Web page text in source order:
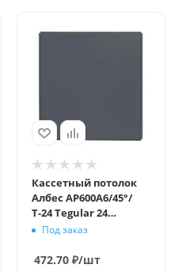
Кассетный потолок
Албес AP600A6/45°/
Т-24 Tegular 24
металлик
Под заказ
472.70₽/шт